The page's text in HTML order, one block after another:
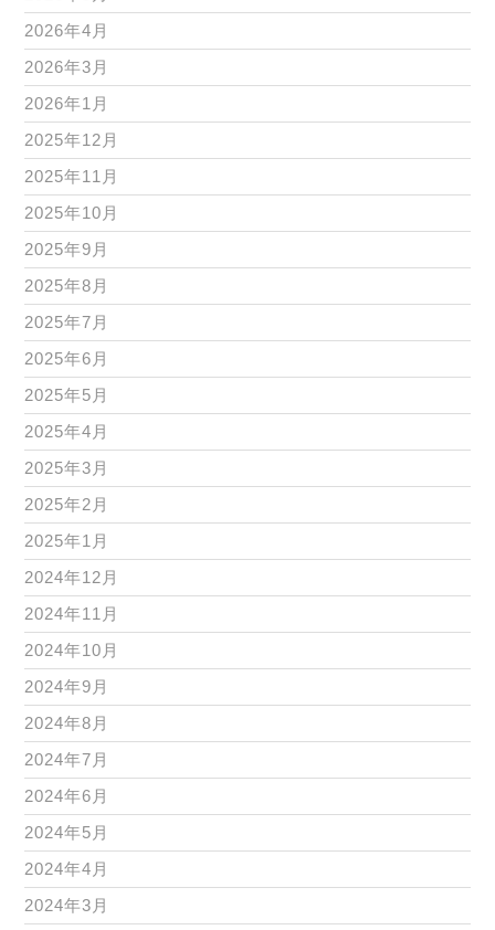
2026年4月
2026年3月
2026年1月
2025年12月
2025年11月
2025年10月
2025年9月
2025年8月
2025年7月
2025年6月
2025年5月
2025年4月
2025年3月
2025年2月
2025年1月
2024年12月
2024年11月
2024年10月
2024年9月
2024年8月
2024年7月
2024年6月
2024年5月
2024年4月
2024年3月